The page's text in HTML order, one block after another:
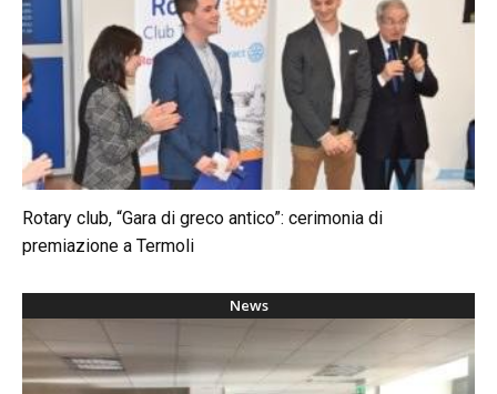
Rotary club, “Gara di greco antico”: cerimonia di
premiazione a Termoli
News